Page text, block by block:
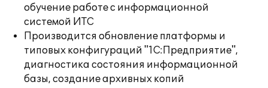
обучение работе с информационной
системой ИТС
Производится обновление платформы и
типовых конфигураций "1С:Предприятие",
диагностика состояния информационной
базы, создание архивных копий